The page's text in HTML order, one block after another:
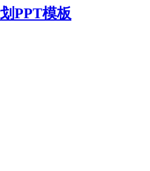
PPT模板